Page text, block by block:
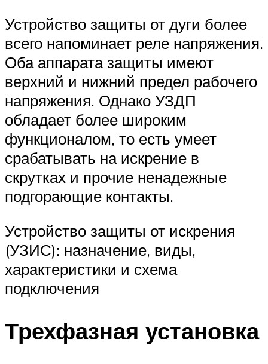
Устройство защиты от дуги более
всего напоминает реле напряжения.
Оба аппарата защиты имеют
верхний и нижний предел рабочего
напряжения. Однако УЗДП
обладает более широким
функционалом, то есть умеет
срабатывать на искрение в
скрутках и прочие ненадежные
подгорающие контакты.
Устройство защиты от искрения
(УЗИС): назначение, виды,
характеристики и схема
подключения
Трехфазная установка